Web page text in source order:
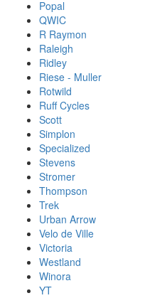
Popal
QWIC
R Raymon
Raleigh
Ridley
Riese - Muller
Rotwild
Ruff Cycles
Scott
Simplon
Specialized
Stevens
Stromer
Thompson
Trek
Urban Arrow
Velo de Ville
Victoria
Westland
Winora
YT